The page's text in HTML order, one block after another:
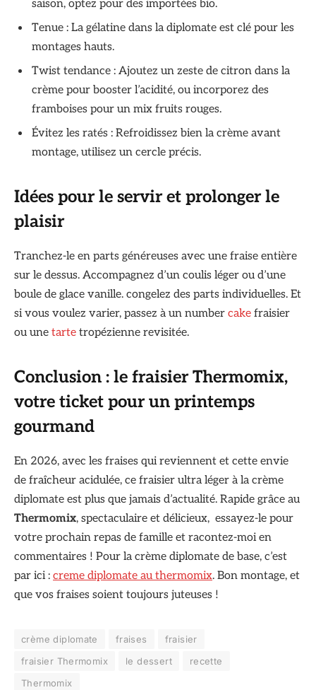
saison, optez pour des importées bio.
Tenue : La gélatine dans la diplomate est clé pour les
montages hauts.
Twist tendance : Ajoutez un zeste de citron dans la
crème pour booster l’acidité, ou incorporez des
framboises pour un mix fruits rouges.
Évitez les ratés : Refroidissez bien la crème avant
montage, utilisez un cercle précis.
Idées pour le servir et prolonger le
plaisir
Tranchez-le en parts généreuses avec une fraise entière
sur le dessus. Accompagnez d’un coulis léger ou d’une
boule de glace vanille. congelez des parts individuelles. Et
si vous voulez varier, passez à un number cake fraisier
ou une tarte tropézienne revisitée.
Conclusion : le fraisierThermomix,
votre ticket pour un printemps
gourmand
En 2026, avec les fraises qui reviennent et cette envie
de fraîcheur acidulée, ce fraisier ultra léger à la crème
diplomate est plus que jamais d’actualité. Rapide grâce au
Thermomix, spectaculaire et délicieux, essayez-le pour
votre prochain repas de famille et racontez-moi en
commentaires ! Pour la crème diplomate de base, c’est
par ici : creme diplomate au thermomix. Bon montage, et
que vos fraises soient toujours juteuses !
crème diplomate fraises
fraisier
fraisier Thermomix
le dessert
recette
Thermomix